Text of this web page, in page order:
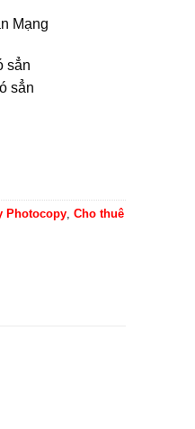
Mạng
sẳn
sẳn
Photocopy, Cho thuê